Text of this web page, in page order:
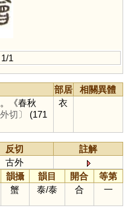
1/1
部居
相關異體
《春秋
切〕
(171
衣
反切
註解
古外
韻攝 韻目 開合
等第
蟹 泰/泰 合 一